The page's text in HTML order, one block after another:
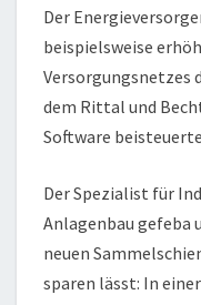
Der
beispielsweise
Versorgungsnetzes
dem Rittal und
Software
Der Spezialist für
Anlagenbau gefeba
neuen
sparen lässt: In